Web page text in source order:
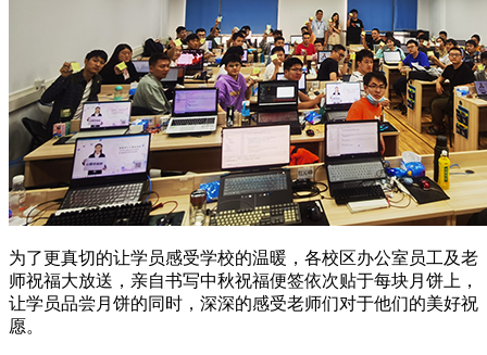
为了更真切的让学员感受学校的温暖，各校区办公室员工及老
师祝福大放送，亲自书写中秋祝福便签依次贴于每块月饼上，
让学员品尝月饼的同时，深深的感受老师们对于他们的美好祝
愿。